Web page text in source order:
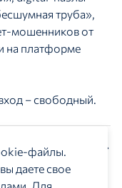
труба»,
мошенников от
на платформе
– свободный.
Следующая новость
файлы.
даете свое